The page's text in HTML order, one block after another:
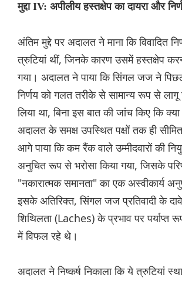
मुद्दा IV: अपीलीय हस्तक्षेप का दायरा और
अंतिम मुद्दे पर अदालत ने माना कि विवादित
त्रुटियां थीं, जिनके कारण उसमें हस्तक्षेप
गया। अदालत ने पाया कि सिंगल जज ने
निर्णय को गलत तरीके से सामान्य रूप से लागू
लिया था, बिना इस बात की जांच किए कि
अदालत के समक्ष उपस्थित पक्षों तक ही
आगे पाया कि कम रैंक वाले उम्मीदवारों की
अनुचित रूप से भरोसा किया गया, जिसके
"नकारात्मक समानता" का एक अस्वीकार्य
इसके अतिरिक्त, सिंगल जज प्रतिवादी के
शिथिलता (Laches) के प्रभाव पर पर्याप्त
में विफल रहे थे।
अदालत ने निष्कर्ष निकाला कि ये त्रुटियां